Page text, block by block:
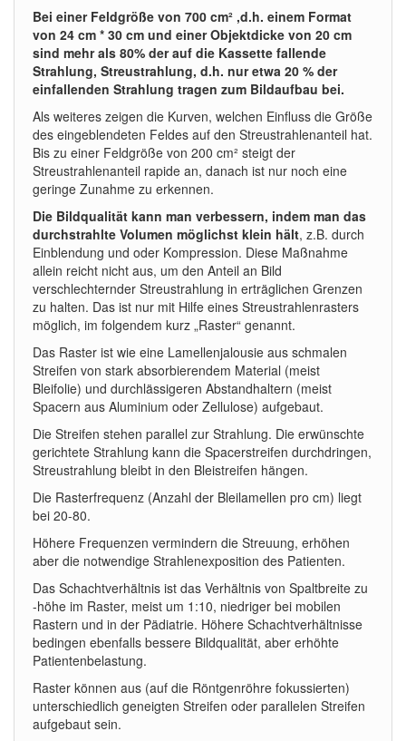
Bei einer Feldgröße von 700 cm² ,d.h. einem Format
von 24 cm * 30 cm und einer Objektdicke von 20 cm
sind mehr als 80% der auf die Kassette fallende
Strahlung, Streustrahlung, d.h. nur etwa 20 % der
einfallenden Strahlung tragen zum Bildaufbau bei.
Als weiteres zeigen die Kurven, welchen Einfluss die Größe
des eingeblendeten Feldes auf den Streustrahlenanteil hat.
Bis zu einer Feldgröße von 200 cm² steigt der
Streustrahlenanteil rapide an, danach ist nur noch eine
geringe Zunahme zu erkennen.
Die Bildqualität kann man verbessern, indem man das
durchstrahlte Volumen möglichst klein hält, z.B. durch
Einblendung und oder Kompression. Diese Maßnahme
allein reicht nicht aus, um den Anteil an Bild
verschlechternder Streustrahlung in erträglichen Grenzen
zu halten. Das ist nur mit Hilfe eines Streustrahlenrasters
möglich, im folgendem kurz „Raster“ genannt.
Das Raster ist wie eine Lamellenjalousie aus schmalen
Streifen von stark absorbierendem Material (meist
Bleifolie) und durchlässigeren Abstandhaltern (meist
Spacern aus Aluminium oder Zellulose) aufgebaut.
Die Streifen stehen parallel zur Strahlung. Die erwünschte
gerichtete Strahlung kann die Spacerstreifen durchdringen,
Streustrahlung bleibt in den Bleistreifen hängen.
Die Rasterfrequenz (Anzahl der Bleilamellen pro cm) liegt
bei 20-80.
Höhere Frequenzen vermindern die Streuung, erhöhen
aber die notwendige Strahlenexposition des Patienten.
Das Schachtverhältnis ist das Verhältnis von Spaltbreite zu
-höhe im Raster, meist um 1:10, niedriger bei mobilen
Rastern und in der Pädiatrie. Höhere Schachtverhältnisse
bedingen ebenfalls bessere Bildqualität, aber erhöhte
Patientenbelastung.
Raster können aus (auf die Röntgenröhre fokussierten)
unterschiedlich geneigten Streifen oder parallelen Streifen
aufgebaut sein.